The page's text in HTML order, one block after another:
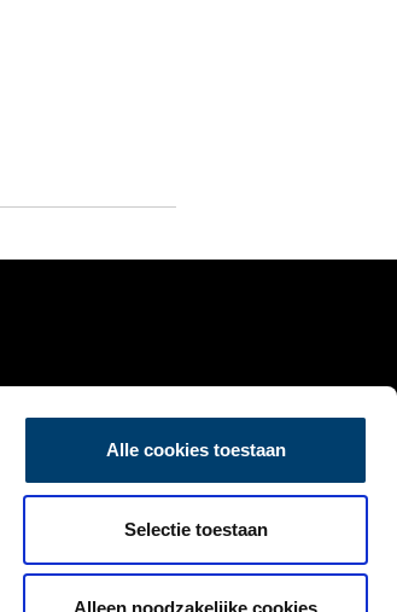
Alle cookies toestaan
Selectie toestaan
Alleen noodzakelijke cookies